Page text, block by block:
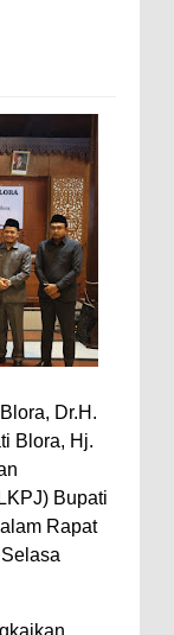
Dr.H.
Blora, Hj.
Bupati
Rapat